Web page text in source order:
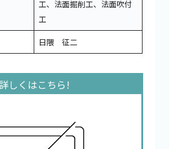
工、法面掘削工、法面吹付
工
日隈 征二